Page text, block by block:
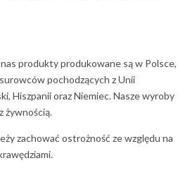
produkty produkowane są w Polsce,
pochodzących z Unii
Hiszpanii oraz Niemiec. Nasze wyroby
żywnością.
zachować ostrożność ze względu na